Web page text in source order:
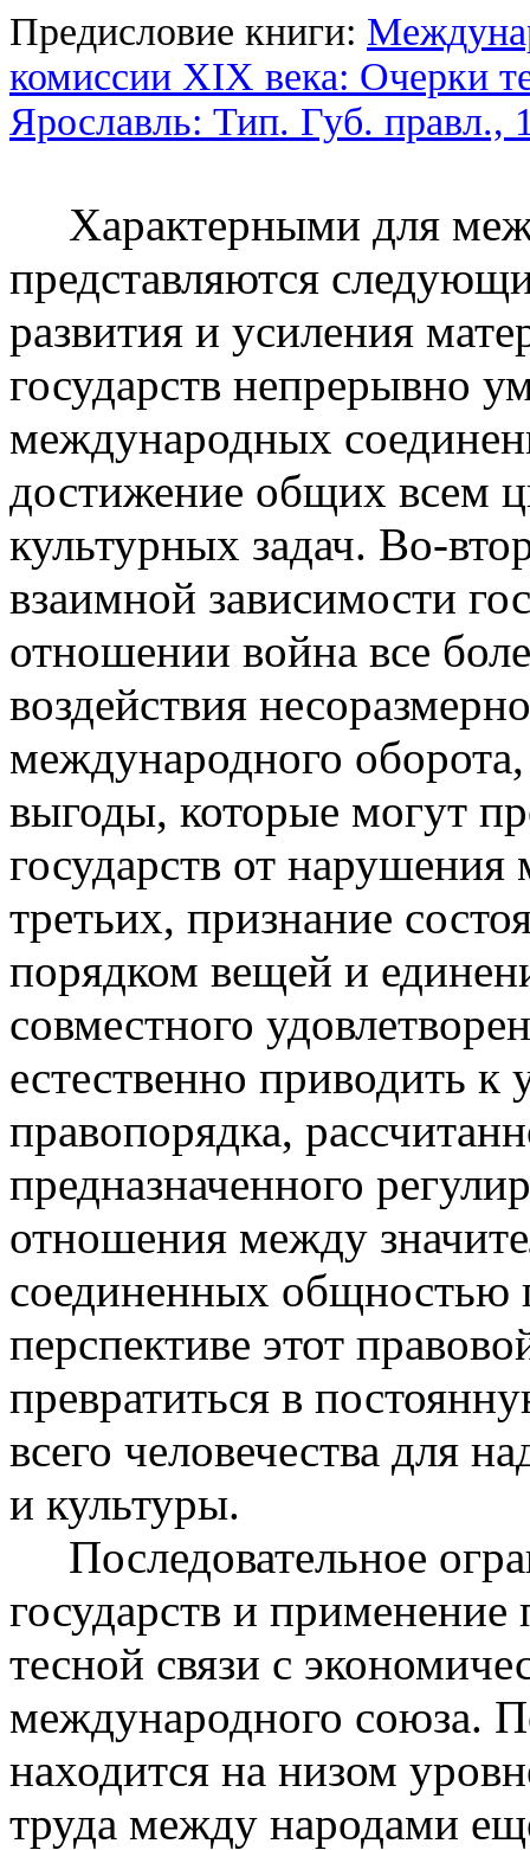
Предисловие книги:
комиссии XIX века: Очерки
Ярославль: Тип. Губ. правл.,
Характерными для
представляются
развития и усиления
государств непрерывно
международных
достижение общих всем
культурных задач. Во-
взаимной зависимости
отношении война все
воздействия
международного
выгоды, которые могут
государств от
третьих, признание
порядком вещей и
совместного
естественно приводить
правопорядка,
предназначенного
отношения между
соединенных общностью
перспективе этот
превратиться в
всего человечества для
и культуры.
Последовательное
государств и
тесной связи с
международного союза.
находится на низом
труда между народами